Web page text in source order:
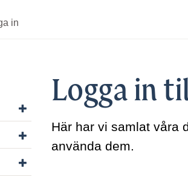
in
Visa/dölj undersidor till Organisation
Visa/dölj undersidor till Uppdrag
Logga in
Här har vi samlat våra
använda dem.